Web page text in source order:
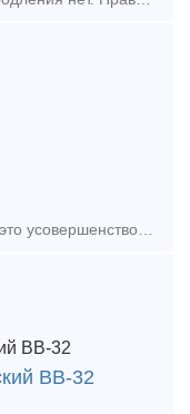
Тепловоз ТГМ-12. Тепловоз ТГМ12 - это усовершенствованная модификация тепловоза ТГМ6А, отличается от него улучшенной компоновкой агрегатов, применением без режимной двухтрансформаторной ги
ВВ-32